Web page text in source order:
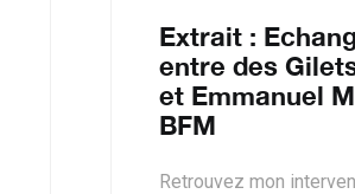
Extrait :
entre des
et Emmanuel
BFM
Retrouvez mon